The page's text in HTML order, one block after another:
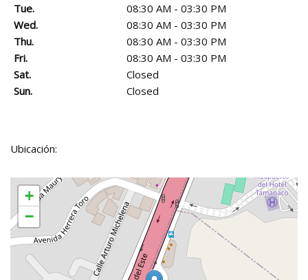
Tue.
08:30 AM - 03:30 PM
Wed.
08:30 AM - 03:30 PM
Thu.
08:30 AM - 03:30 PM
Fri.
08:30 AM - 03:30 PM
Sat.
Closed
Sun.
Closed
Ubicación:
+
−